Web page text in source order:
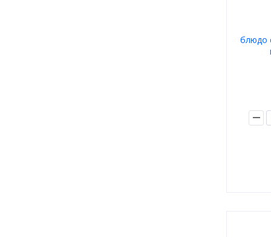
блюдо